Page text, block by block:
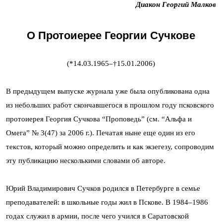
Диакон Георгий Малков
О Протоиерее Георгии Сучкове
(*14.03.1965–†15.01.2006)
В предыдущем выпуске журнала уже была опубликована одна
из небольших работ скончавшегося в прошлом году псковского
протоиерея Георгия Сучкова “Проповедь” (см. “Альфа и
Омега” № 3(47) за 2006 г.). Печатая ныне еще один из его
текстов, который можно определить и как экзегезу, сопроводим
эту публикацию несколькими словами об авторе.
Юрий Владимирович Сучков родился в Петербурге в семье
преподавателей: в школьные годы жил в Пскове. В 1984–1986
годах служил в армии, после чего учился в Саратовской